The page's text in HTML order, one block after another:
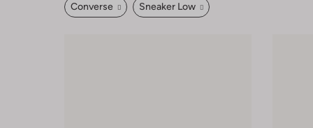
Converse Sneaker Low